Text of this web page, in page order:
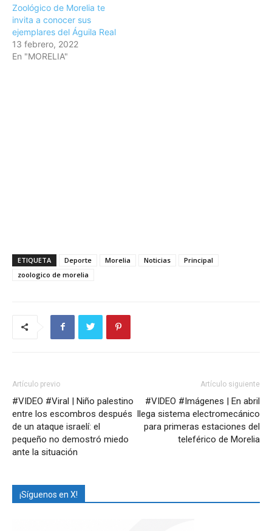
Zoológico de Morelia te
invita a conocer sus
ejemplares del Águila Real
13 febrero, 2022
En "MORELIA"
ETIQUETA Deporte Morelia Noticias
Principal
zoologico de morelia
Artículo previo
#VIDEO #Viral | Niño palestino
entre los escombros después
de un ataque israelí: el
pequeño no demostró miedo
ante la situación
Artículo siguiente
#VIDEO #Imágenes | En abril
llega sistema electromecánico
para primeras estaciones del
teleférico de Morelia
¡Síguenos en X!